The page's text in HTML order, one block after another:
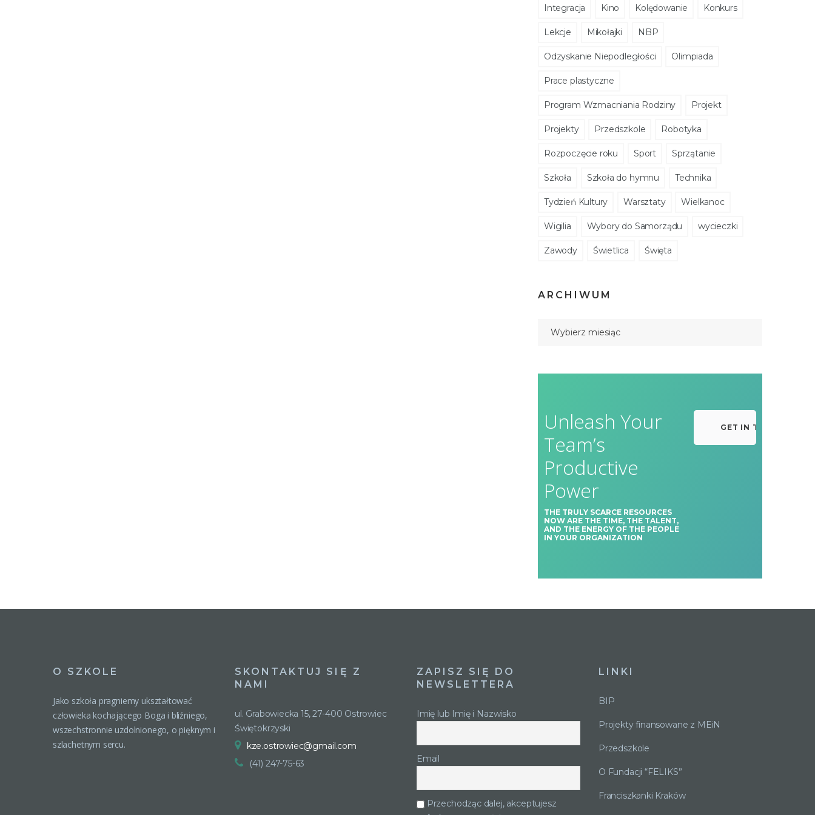
Integracja Kino Kolędowanie Konkurs
Lekcje Mikołajki NBP
Odzyskanie Niepodległości Olimpiada
Prace plastyczne
Program Wzmacniania Rodziny Projekt
Projekty Przedszkole Robotyka
Rozpoczęcie roku Sport Sprzątanie
Szkoła Szkoła do hymnu Technika
Tydzień Kultury Warsztaty Wielkanoc
Wigilia Wybory do Samorządu wycieczki
Zawody Świetlica Święta
ARCHIWUM
Unleash Your
Team’s
Productive
Power
THE TRULY SCARCE RESOURCES
NOW ARE THE TIME, THE TALENT,
AND THE ENERGY OF THE PEOPLE
IN YOUR ORGANIZATION
GET IN TOUCH
O SZKOLE
Jako szkoła pragniemy ukształtować
człowieka kochającego Boga i bliźniego,
wszechstronnie uzdolnionego, o pięknym i
szlachetnym sercu.
SKONTAKTUJ SIĘ Z
NAMI
ul. Grabowiecka 15, 27-400 Ostrowiec
Świętokrzyski
kze.ostrowiec@gmail.com
(41) 247-75-63
ZAPISZ SIĘ DO
NEWSLETTERA
Imię lub Imię i Nazwisko
Email
Przechodząc dalej, akceptujesz
LINKI
BIP
Projekty finansowane z MEiN
Przedszkole
O Fundacji “FELIKS”
Franciszkanki Kraków